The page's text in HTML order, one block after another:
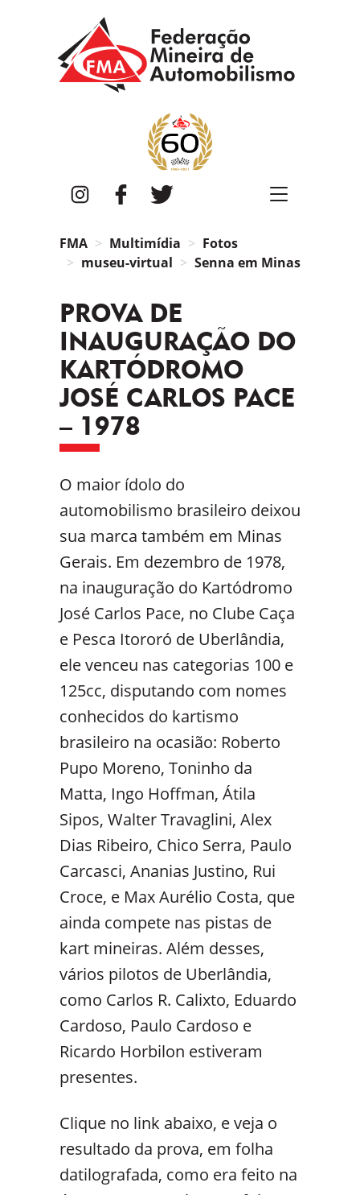
InstagramFacebook
FMA Multimídia
Fotos
museu-virtual
Senna em Minas
PROVA DE
INAUGURAÇÃO DO
KARTÓDROMO
JOSÉ CARLOS PACE
– 1978
O maior ídolo do
automobilismo brasileiro deixou
sua marca também em Minas
Gerais. Em dezembro de 1978,
na inauguração do Kartódromo
José Carlos Pace, no Clube Caça
e Pesca Itororó de Uberlândia,
ele venceu nas categorias 100 e
125cc, disputando com nomes
conhecidos do kartismo
brasileiro na ocasião: Roberto
Pupo Moreno, Toninho da
Matta, Ingo Hoffman, Átila
Sipos, Walter Travaglini, Alex
Dias Ribeiro, Chico Serra, Paulo
Carcasci, Ananias Justino, Rui
Croce, e Max Aurélio Costa, que
ainda compete nas pistas de
kart mineiras. Além desses,
vários pilotos de Uberlândia,
como Carlos R. Calixto, Eduardo
Cardoso, Paulo Cardoso e
Ricardo Horbilon estiveram
presentes.
Clique no link abaixo, e veja o
resultado da prova, em folha
datilografada, como era feito na